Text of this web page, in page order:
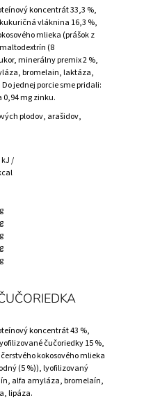
koncentrát 33,3 %,
vláknina 16,3 %,
mlieka (prášok z
(8
minerálny premix 2 %,
bromelain, laktáza,
jednej porcie sme pridali:
0,94 mg zinku.
plodov, arašidov,
kJ /
koncentrát 43 %,
čučoriedky 15 %,
kokosového mlieka
(5 %)), lyofilizovaný
alfa amyláza, bromelaín,
lipáza.